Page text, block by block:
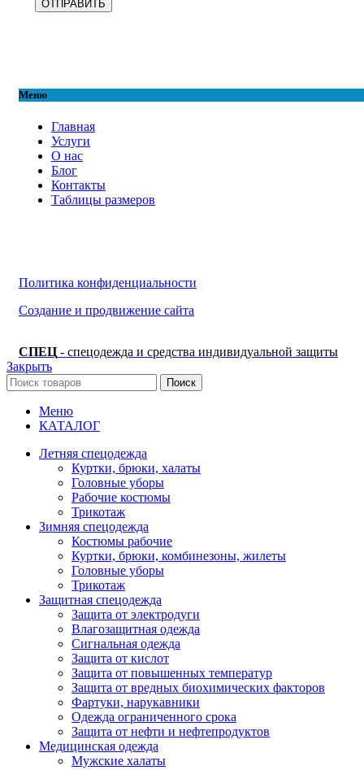
Меню
Главная
Услуги
О нас
Блог
Контакты
Таблицы размеров
Политика конфиденциальности
Создание и продвижение сайта
СПЕЦ - спецодежда и средства индивидуальной защиты
Закрыть
Поиск
Меню
КАТАЛОГ
Летняя спецодежда
Куртки, брюки, халаты
Головные уборы
Рабочие костюмы
Трикотаж
Зимняя спецодежда
Костюмы рабочие
Куртки, брюки, комбинезоны, жилеты
Головные уборы
Трикотаж
Защитная спецодежда
Защита от электродуги
Влагозащитная одежда
Сигнальная одежда
Защита от кислот
Защита от повышенных температур
Защита от вредных биохимических факторов
Фартуки, нарукавники
Одежда ограниченного срока
Защита от нефти и нефтепродуктов
Медицинская одежда
Мужские халаты